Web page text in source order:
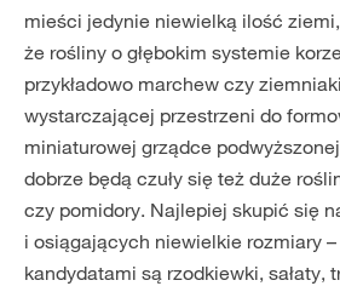
mieści jedynie niewielką ilość
że rośliny o głębokim systemie
przykładowo marchew czy
wystarczającej przestrzeni do
miniaturowej grządce
dobrze będą czuły się też duże
czy pomidory. Najlepiej skupić się
i osiągających niewielkie rozmiary –
kandydatami są rzodkiewki, sałaty,